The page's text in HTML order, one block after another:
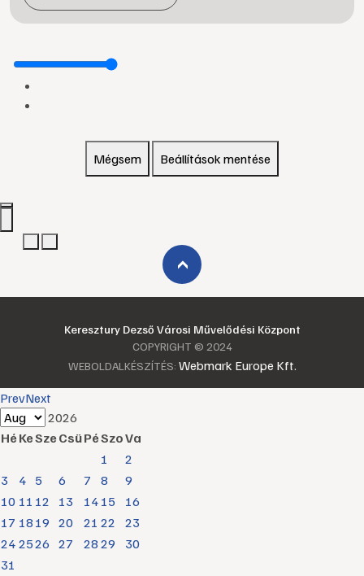
Mégsem Beállítások mentése
›
Keresztury Dezső Városi Művelődési Központ
COPYRIGHT © 2024
WEBOLDALKÉSZÍTÉS: Webmark Europe Kft.
PrevNext
2026
HéKeSzeCsüPéSzoVa
1
2
3
4 5 6 7 8
9
10 11 12 13 14 15
16
17 18 19 20 21 22
23
24 2526 27 28 29
30
31